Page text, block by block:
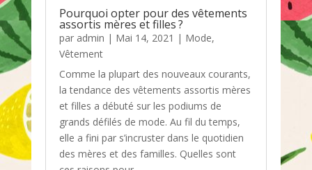
Pourquoi opter pour des vêtements
assortis mères et filles ?
par admin | Mai 14, 2021 | Mode,
Vêtement
Comme la plupart des nouveaux courants,
la tendance des vêtements assortis mères
et filles a débuté sur les podiums de
grands défilés de mode. Au fil du temps,
elle a fini par s’incruster dans le quotidien
des mères et des familles. Quelles sont